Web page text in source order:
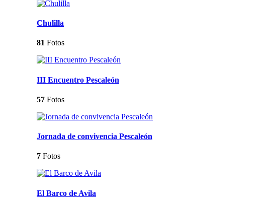
Chulilla
81 Fotos
III Encuentro Pescaleón
57 Fotos
Jornada de convivencia Pescaleón
7 Fotos
El Barco de Avila